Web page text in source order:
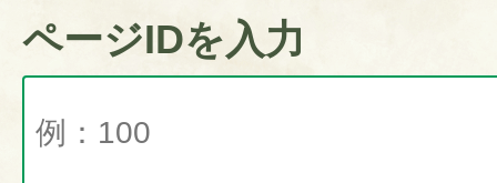
ページIDを入力